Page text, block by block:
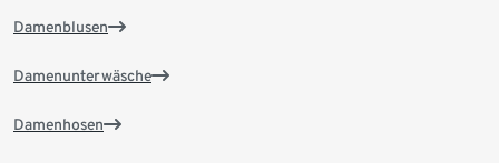
Damenblusen
Damenunterwäsche
Damenhosen